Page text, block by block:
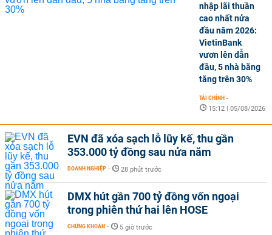
nhập lãi thuần
cao nhất nửa
đầu năm 2026:
VietinBank
vươn lên dẫn
đầu, 5 nhà băng
tăng trên 30%
TÀI CHÍNH -
15:12 | 05/08/2026
EVN đã xóa sạch lỗ lũy kế, thu gần
353.000 tỷ đồng sau nửa năm
DOANH NGHIỆP - 28 phút trước
DMX hút gần 700 tỷ đồng vốn ngoại
trong phiên thứ hai lên HOSE
CHỨNG KHOÁN - 5 giờ trước